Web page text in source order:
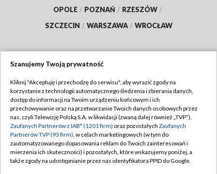
OPOLE / POZNAŃ / RZESZÓW /
SZCZECIN / WARSZAWA / WROCŁAW
TVP
Abonament TVP
Emisja w TVP
Centrum informacji TVP
Naziemna Telewizja Cyfrowa
Regulamin TVP
Polityka prywatności
Moje zgody
Pomoc
Szanujemy Twoją prywatność
Kliknij "Akceptuję i przechodzę do serwisu", aby wyrazić zgody na
korzystanie z technologii automatycznego śledzenia i zbierania danych,
dostęp do informacji na Twoim urządzeniu końcowym i ich
przechowywanie oraz na przetwarzanie Twoich danych osobowych przez
nas, czyli Telewizję Polską S.A. w likwidacji (zwaną dalej również „TVP”),
Zaufanych Partnerów z IAB* (1201 firm) oraz pozostałych Zaufanych
Partnerów TVP (93 firm), w celach marketingowych (w tym do
zautomatyzowanego dopasowania reklam do Twoich zainteresowań i
mierzenia ich skuteczności) i pozostałych, które wskazujemy poniżej, a
także zgody na udostępnianie przez nas identyfikatora PPID do Google.